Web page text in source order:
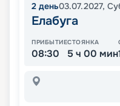
2 день03.07.2027,
Елабуга
ПРИБЫТИЕ
08:30
СТОЯНКА
5 ч 00 мин